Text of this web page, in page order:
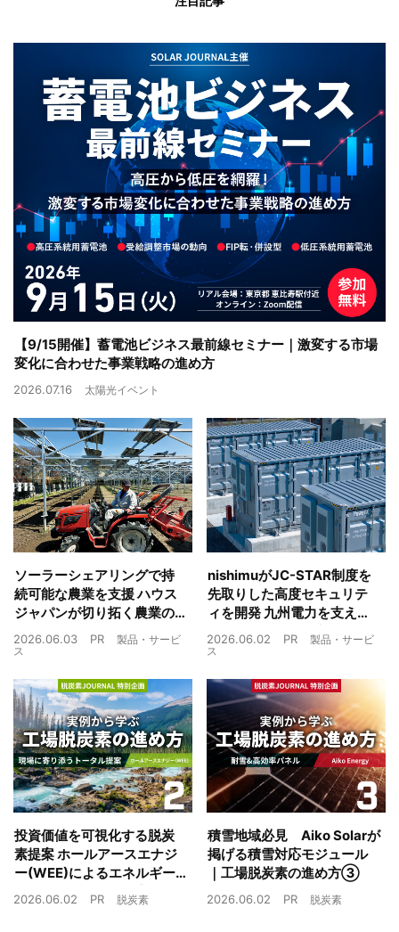
【9/15開催】蓄電池ビジネス最前線セミナー｜激変する市場
変化に合わせた事業戦略の進め方
2026.07.16 太陽光イベント
ソーラーシェアリングで持
続可能な農業を支援 ハウス
ジャパンが切り拓く農業の
未来
2026.06.03 PR
製品・サービ
ス
nishimuがJC-STAR制度を
先取りした高度セキュリテ
ィを開発 九州電力を支えた
制御技術を蓄電池市場へ
2026.06.02 PR
製品・サービ
ス
投資価値を可視化する脱炭
素提案 ホールアースエナジ
ー(WEE)によるエネルギー
戦略とは｜工場脱炭素の進
2026.06.02 PR 脱炭素
積雪地域必見 Aiko Solarが
掲げる積雪対応モジュール
｜工場脱炭素の進め方③
2026.06.02 PR 脱炭素